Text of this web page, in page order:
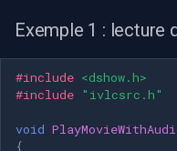
Exemple 1 : lecture
#include <dshow.h>
#include "ivlcsrc.h"
void
{